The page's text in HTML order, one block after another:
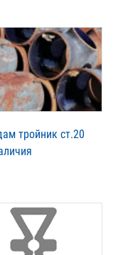
тройник ст.20